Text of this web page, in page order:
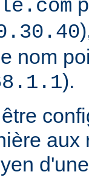
nom
).
aux